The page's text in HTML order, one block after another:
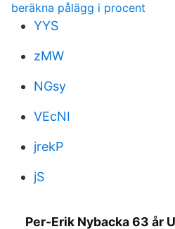
beräkna pålägg i procent
YYS
zMW
NGsy
VEcNI
jrekP
jS
Per-Erik Nybacka 63 år